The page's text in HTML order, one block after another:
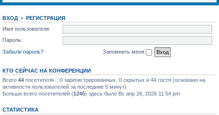
ВХОД • РЕГИСТРАЦИЯ
Имя пользователя:
Пароль:
Забыли пароль?
Запомнить меня
КТО СЕЙЧАС НА КОНФЕРЕНЦИИ
Всего 44 посетителя :: 0 зарегистрированных, 0 скрытых и 44 гостя (основано на
активности пользователей за последние 5 минут)
Больше всего посетителей (1245) здесь было Вс апр 26, 2026 11:54 pm
СТАТИСТИКА